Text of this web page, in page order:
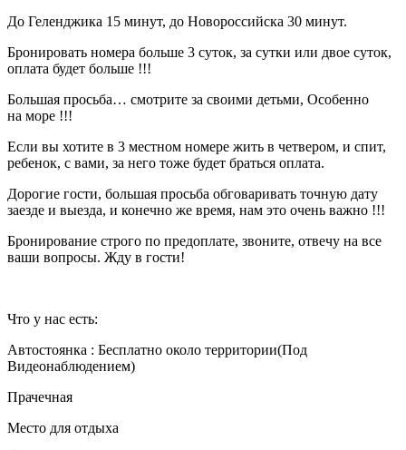
До Геленджика 15 минут, до Новороссийска 30 минут.
Бронировать номера больше 3 суток, за сутки или двое суток,
оплата будет больше !!!
Большая просьба… смотрите за своими детьми, Особенно
на море !!!
Если вы хотите в 3 местном номере жить в четвером, и спит,
ребенок, с вами, за него тоже будет браться оплата.
Дорогие гости, большая просьба обговаривать точную дату
заезде и выезда, и конечно же время, нам это очень важно !!!
Бронирование строго по предоплате, звоните, отвечу на все
ваши вопросы. Жду в гости!
Что у нас есть:
Автостоянка : Бесплатно около территории(Под
Видеонаблюдением)
Прачечная
Место для отдыха